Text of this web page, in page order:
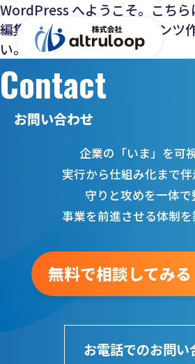
WordPress へようこそ。こちら
編集または削除し、コンテンツ
い。
Contact
お問い合わせ
企業の「いま」を可
実行から仕組み化まで伴
守りと攻めを一体で
事業を前進させる体制を
無料で相談してみる
お電話でのお問い